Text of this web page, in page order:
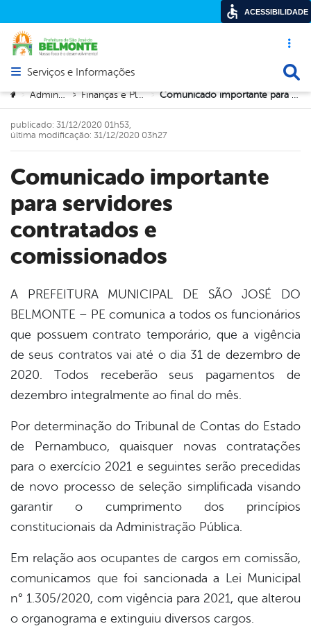
Acesso
Abrir menu principal de navegação
Serviços e Informações
Você está aqui:
> Administração > Finanças e Planejamento > Comunicado importante para servidores contratados e comissionados
Comunicado importante
para servidores
contratados e
comissionados
publicado: 31/12/2020 01h53,
última modificação: 31/12/2020 03h27
A PREFEITURA MUNICIPAL DE SÃO JOSÉ DO
BELMONTE – PE comunica a todos os funcionários
que possuem contrato temporário, que a vigência
de seus contratos vai até o dia 31 de dezembro de
2020. Todos receberão seus pagamentos de
dezembro integralmente ao final do mês.
Por determinação do Tribunal de Contas do Estado
de Pernambuco, quaisquer novas contratações
para o exercício 2021 e seguintes serão precedidas
de novo processo de seleção simplificada visando
garantir o cumprimento dos princípios
constitucionais da Administração Pública.
Em relação aos ocupantes de cargos em comissão,
comunicamos que foi sancionada a Lei Municipal
n° 1.305/2020, com vigência para 2021, que alterou
o organograma e extinguiu diversos cargos.
ACESSIBILIDADE